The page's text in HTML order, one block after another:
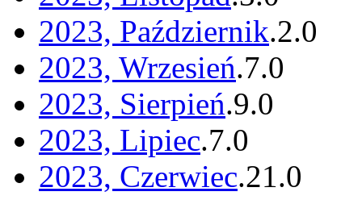
2023, Październik.2.0
2023, Wrzesień.7.0
2023, Sierpień.9.0
2023, Lipiec.7.0
2023, Czerwiec.21.0